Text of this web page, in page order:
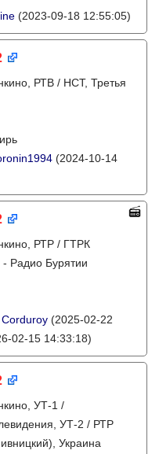
(2023-09-18 12:55:05)
РТВ / НСТ, Третья
(2024-10-14
РТР / ГТРК
Радио Бурятии
(2025-02-22
02-15 14:33:18)
УТ-1 /
УТ-2 / РТР
Украина